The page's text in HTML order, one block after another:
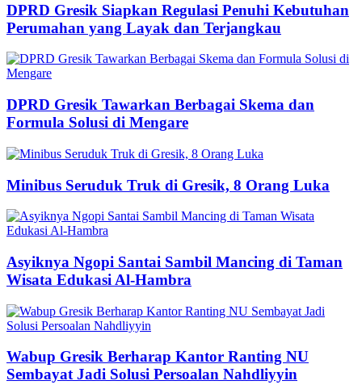
DPRD Gresik Siapkan Regulasi Penuhi Kebutuhan
Perumahan yang Layak dan Terjangkau
DPRD Gresik Tawarkan Berbagai Skema dan
Formula Solusi di Mengare
Minibus Seruduk Truk di Gresik, 8 Orang Luka
Asyiknya Ngopi Santai Sambil Mancing di Taman
Wisata Edukasi Al-Hambra
Wabup Gresik Berharap Kantor Ranting NU
Sembayat Jadi Solusi Persoalan Nahdliyyin